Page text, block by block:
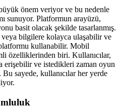
önem veriyor ve bu nedenle
sunuyor. Platformun arayüzü,
basit olacak şekilde tasarlanmış.
bilgilere kolayca ulaşabilir ve
kullanabilir. Mobil
özelliklerinden biri. Kullanıcılar,
erişebilir ve istedikleri zaman oyun
sayede, kullanıcılar her yerde